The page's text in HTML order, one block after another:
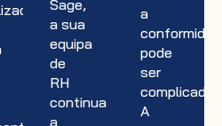
Sage,
a sua
equipa
de
RH
continua
a
a
pode
ser
complicado.
A